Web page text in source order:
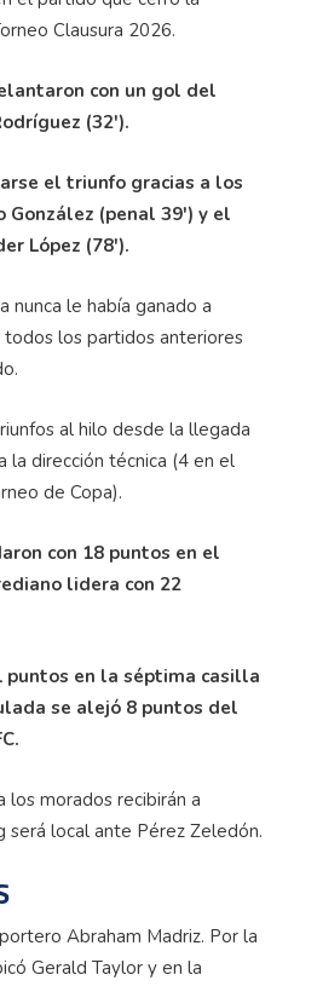
Clausura 2026.
con un gol del
(32').
el triunfo gracias a los
González (penal 39') y el
López (78').
nunca le había ganado a
todos los partidos anteriores
al hilo desde la llegada
la dirección técnica (4 en el
de Copa).
con 18 puntos en el
lidera con 22
en la séptima casilla
se alejó 8 puntos del
los morados recibirán a
será local ante Pérez Zeledón.
Abraham Madriz. Por la
Gerald Taylor y en la